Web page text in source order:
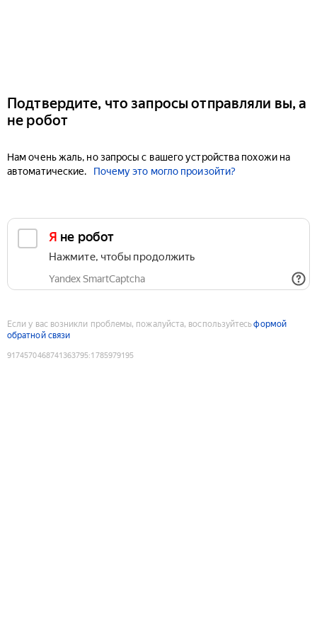
Подтвердите, что запросы отправляли вы, а
не робот
Нам очень жаль, но запросы с вашего устройства похожи на
автоматические.
Почему это могло произойти?
Я не робот
Нажмите, чтобы продолжить
Yandex SmartCaptcha
Если у вас возникли проблемы, пожалуйста, воспользуйтесьформой
обратной связи
9174570468741363795:1785979195